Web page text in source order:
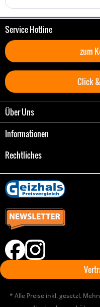
Service Hotline
zum
Click
Über Uns
Informationen
Rechtliches
* Alle Preise inkl. gesetzl.